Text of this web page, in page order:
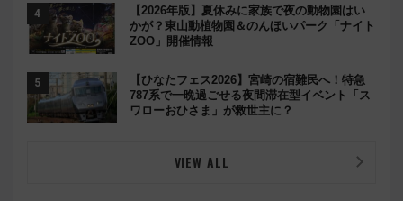
【2026年版】夏休みに家族で夜の動物園はい
かが？東山動植物園＆のんほいパーク「ナイト
ZOO」開催情報
【ひなたフェス2026】宮崎の宿難民へ！特急
787系で一晩過ごせる夜間滞在型イベント「ス
ワローおひさま」が救世主に？
VIEW ALL